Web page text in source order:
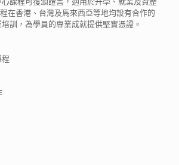
在香港、台灣及馬來西亞等地均設有合作的
訓，為學員的專業成就提供堅實憑證。